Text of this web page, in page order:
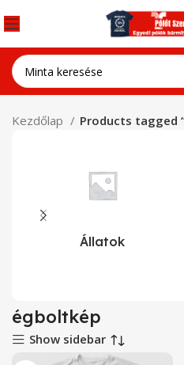
Kezdőlap Products tagged
Állatok
égboltkép
Show sidebar